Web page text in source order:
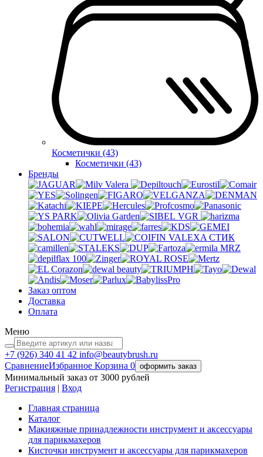
Косметички (43)
Косметички (43)
Бренды
Valera
VGR
VALEXA СТИК
MRZ
Заказ оптом
Доставка
Оплата
Меню
+7 (926) 340 41 42 info@beautybrush.ru
СравнениеИзбранное Корзина 0 оформить заказ
Минимальный заказ от 3000 рублей
Регистрация | Вход
Главная страница
Каталог
Макияжные принадлежности инструмент и аксессуары
для парикмахеров
Кисточки инструмент и аксессуары для парикмахеров